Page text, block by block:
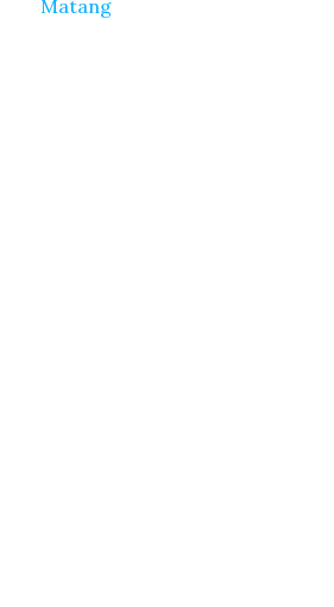
Matang